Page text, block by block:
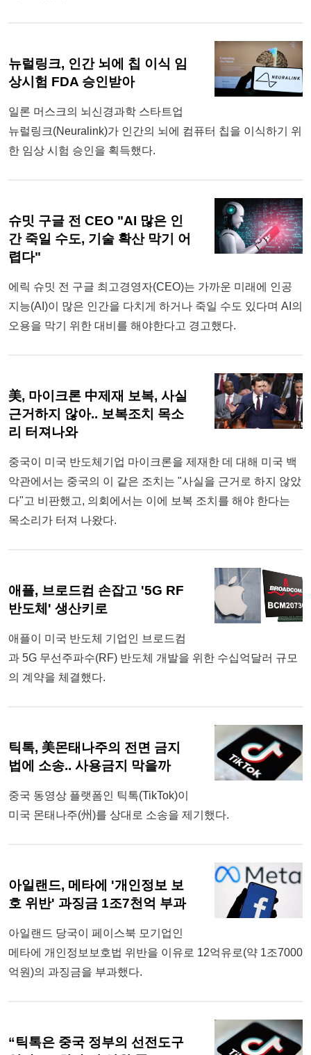
뉴럴링크, 인간 뇌에 칩 이식 임
상시험 FDA 승인받아
일론 머스크의 뇌신경과학 스타트업
뉴럴링크(Neuralink)가 인간의 뇌에 컴퓨터 칩을 이식하기 위
한 임상 시험 승인을 획득했다.
슈밋 구글 전 CEO "AI 많은 인
간 죽일 수도, 기술 확산 막기 어
렵다"
에릭 슈밋 전 구글 최고경영자(CEO)는 가까운 미래에 인공
지능(AI)이 많은 인간을 다치게 하거나 죽일 수도 있다며 AI의
오용을 막기 위한 대비를 해야한다고 경고했다.
美, 마이크론 中제재 보복, 사실
근거하지 않아.. 보복조치 목소
리 터져나와
중국이 미국 반도체기업 마이크론을 제재한 데 대해 미국 백
악관에서는 중국의 이 같은 조치는 "사실을 근거로 하지 않았
다"고 비판했고, 의회에서는 이에 보복 조치를 해야 한다는
목소리가 터져 나왔다.
애플, 브로드컴 손잡고 '5G RF
반도체' 생산키로
애플이 미국 반도체 기업인 브로드컴
과 5G 무선주파수(RF) 반도체 개발을 위한 수십억달러 규모
의 계약을 체결했다.
틱톡, 美몬태나주의 전면 금지
법에 소송.. 사용금지 막을까
중국 동영상 플랫폼인 틱톡(TikTok)이
미국 몬태나주(州)를 상대로 소송을 제기했다.
아일랜드, 메타에 '개인정보 보
호 위반' 과징금 1조7천억 부과
아일랜드 당국이 페이스북 모기업인
메타에 개인정보보호법 위반을 이유로 12억유로(약 1조7000
억원)의 과징금을 부과했다.
“틱톡은 중국 정부의 선전도구